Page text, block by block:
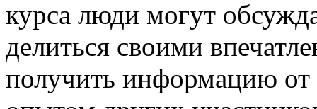
курса люди могут
делиться своими
получить информацию от